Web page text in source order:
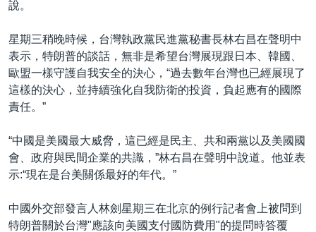
說。
星期三稍晚時候，台灣執政黨民進黨秘書長林右昌在聲明中
表示，特朗普的談話，無非是希望台灣展現跟日本、韓國、
歐盟一樣守護自我安全的決心，“過去數年台灣也已經展現了
這樣的決心，並持續強化自我防衛的投資，負起應有的國際
責任。”
“中國是美國最大威脅，這已經是民主、共和兩黨以及美國國
會、政府與民間企業的共識，”林右昌在聲明中說道。他並表
示:“現在是台美關係最好的年代。”
中國外交部發言人林劍星期三在北京的例行記者會上被問到
特朗普關於台灣"應該向美國支付國防費用"的提問時答覆